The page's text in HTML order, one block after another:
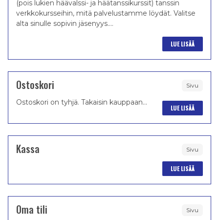
(pois lukien häävalssi- ja häätanssikurssit) tanssin
verkkokursseihin, mitä palvelustamme löydät. Valitse
alta sinulle sopivin jäsenyys....
LUE LISÄÄ
Ostoskori Sivu
Ostoskori on tyhjä. Takaisin kauppaan...
LUE LISÄÄ
Kassa Sivu
LUE LISÄÄ
Oma tili Sivu